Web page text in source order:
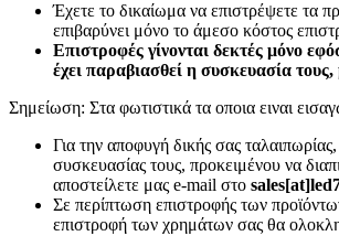
Έχετε το δικαίωμα να επιστρέψετε τα
επιβαρύνει μόνο το άμεσο κόστος
Επιστροφές γίνονται δεκτές μόνο
έχει παραβιασθεί η συσκευασία
Σημείωση: Στα φωτιστικά τα οποια ειναι
Για την αποφυγή δικής σας
συσκευασίας τους, προκειμένου να
αποστείλετε μας e-mail στο
Σε περίπτωση επιστροφής των
επιστροφή των χρημάτων σας θα